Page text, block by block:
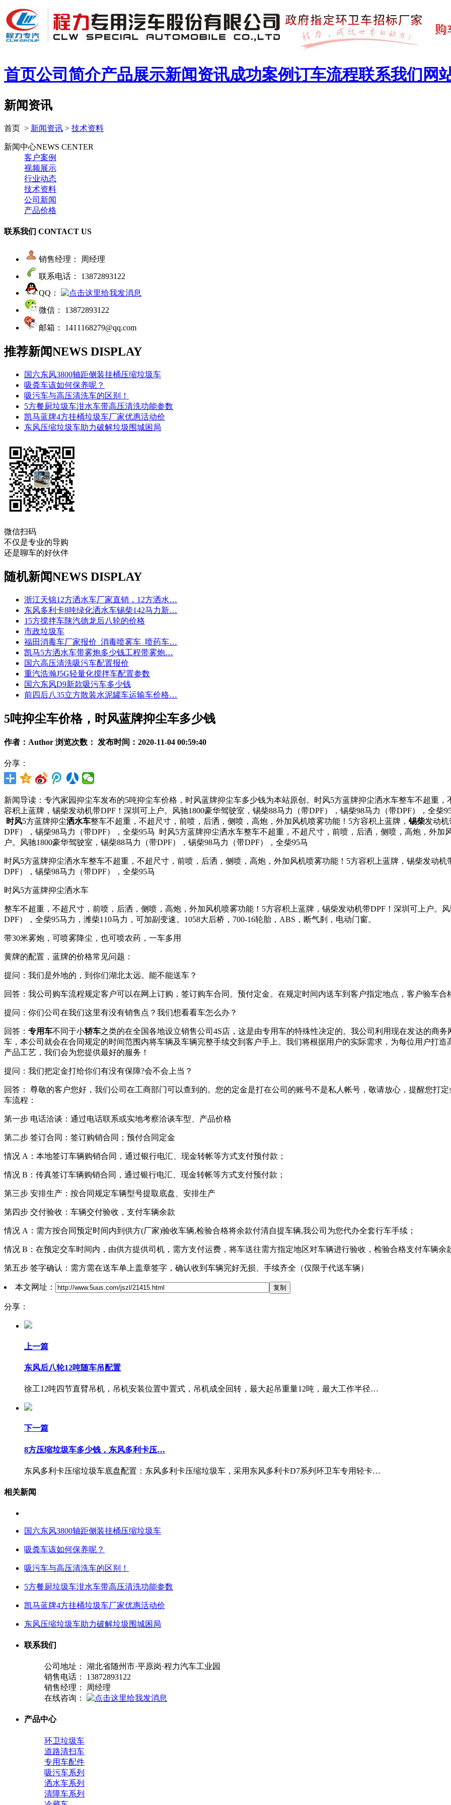
首页公司简介产品展示新闻资讯成功案例订车流程联系我们 网
新闻资讯
首页 > 新闻资讯 > 技术资料
新闻中心NEWS CENTER
客户案例
视频展示
行业动态
技术资料
公司新闻
产品价格
联系我们 CONTACT US
销售经理： 周经理
联系电话： 13872893122
QQ：
微信： 13872893122
邮箱： 1411168279@qq.com
推荐新闻NEWS DISPLAY
国六东风3800轴距侧装挂桶压缩垃圾车
吸粪车该如何保养呢？
吸污车与高压清洗车的区别！
5方餐厨垃圾车泔水车带高压清洗功能参数
凯马蓝牌4方挂桶垃圾车厂家优惠活动价
东风压缩垃圾车助力破解垃圾围城困局
微信扫码
不仅是专业的导购
还是聊车的好伙伴
随机新闻NEWS DISPLAY
浙江天锦12方洒水车厂家直销，12方洒水…
东风多利卡8吨绿化洒水车锡柴142马力新…
15方搅拌车陕汽德龙后八轮的价格
市政垃圾车
福田消毒车厂家报价_消毒喷雾车_喷药车…
凯马5方洒水车带雾炮多少钱工程带雾炮…
国六高压清洗吸污车配置报价
重汽浩瀚J5G轻量化搅拌车配置参数
国六东风D9新款吸污车多少钱
前四后八35立方散装水泥罐车运输车价格…
5吨抑尘车价格，时风蓝牌抑尘车多少钱
作者：Author 浏览次数： 发布时间：2020-11-04 00:59:40
分享：
新闻导读：专汽家园抑尘车发布的5吨抑尘车价格，时风蓝牌抑尘车多少钱为本站原创。时风5方蓝牌抑尘洒水车整车不超重
容积上蓝牌，锡柴发动机带DPF！深圳可上户。风驰1800豪华驾驶室，锡柴88马力（带DPF），锡柴98马力（带DPF），全柴
时风5方蓝牌抑尘洒水车整车不超重，不超尺寸，前喷，后洒，侧喷，高炮，外加风机喷雾功能！5方容积上蓝牌， 锡柴发动机
DPF），锡柴98马力（带DPF），全柴95马
时风5方蓝牌抑尘洒水车整车不超重，不超尺寸，前喷，后洒，侧喷，高炮，外
户。风驰1800豪华驾驶室，锡柴88马力（带DPF），锡柴98马力（带DPF），全柴95马
时风5方蓝牌抑尘洒水车整车不超重，不超尺寸，前喷，后洒，侧喷，高炮，外加风机喷雾功能！5方容积上蓝牌，锡柴发动
DPF），锡柴98马力（带DPF），全柴95马
时风5方蓝牌抑尘洒水车
整车不超重，不超尺寸，前喷，后洒，侧喷，高炮，外加风机喷雾功能！5方容积上蓝牌，锡柴发动机带DPF！深圳可上户。
DPF），全柴95马力，潍柴110马力，可加副变速。1058大后桥，700-16轮胎，ABS，断气刹，电动门窗。
带30米雾炮，可喷雾降尘，也可喷农药，一车多用
黄牌的配置，蓝牌的价格常见问题：
提问：我们是外地的，到你们湖北太远。能不能送车？
回答：我公司购车流程规定客户可以在网上订购，签订购车合同。预付定金。在规定时间内送车到客户指定地点，客户验车合
提问：你们公司在我们这里有没有销售点？我们想看看车怎么办？
回答： 专用车不同于小轿车之类的在全国各地设立销售公司4S店，这是由专用车的特殊性决定的。我公司利用现在发达的商
车，本公司就会在合同规定的时间范围内将车辆及车辆完整手续交到客户手上。我们将根据用户的实际需求，为每位用户打
产品工艺，我们会为您提供最好的服务！
提问：我们把定金打给你们有没有保障?会不会上当？
回答： 尊敬的客户您好，我们公司在工商部门可以查到的。您的定金是打在公司的账号不是私人帐号，敬请放心，提醒您打
车流程：
第一步 电话洽谈：通过电话联系或实地考察洽谈车型、产品价格
第二步 签订合同：签订购销合同；预付合同定金
情况 A：本地签订车辆购销合同，通过银行电汇、现金转帐等方式支付预付款；
情况 B：传真签订车辆购销合同，通过银行电汇、现金转帐等方式支付预付款；
第三步 安排生产：按合同规定车辆型号提取底盘、安排生产
第四步 交付验收：车辆交付验收，支付车辆余款
情况 A：需方按合同预定时间内到供方(厂家)验收车辆,检验合格将余款付清自提车辆,我公司为您代办全套行车手续；
情况 B：在预定交车时间内，由供方提供司机，需方支付运费，将车送往需方指定地区对车辆进行验收，检验合格支付车辆余
第五步 签字确认：需方需在送车单上盖章签字，确认收到车辆完好无损、手续齐全（仅限于代送车辆）
本文网址：
分享：
上一篇
东风后八轮12吨随车吊配置
徐工12吨四节直臂吊机，吊机安装位置中置式，吊机成全回转，最大起吊重量12吨，最大工作半径…
下一篇
8方压缩垃圾车多少钱，东风多利卡压…
东风多利卡压缩垃圾车底盘配置：东风多利卡压缩垃圾车，采用东风多利卡D7系列环卫车专用轻卡…
相关新闻
国六东风3800轴距侧装挂桶压缩垃圾车
吸粪车该如何保养呢？
吸污车与高压清洗车的区别！
5方餐厨垃圾车泔水车带高压清洗功能参数
凯马蓝牌4方挂桶垃圾车厂家优惠活动价
东风压缩垃圾车助力破解垃圾围城困局
联系我们
公司地址： 湖北省随州市·平原岗·程力汽车工业园
销售电话： 13872893122
销售经理： 周经理
在线咨询：
产品中心
环卫垃圾车
道路清扫车
专用车配件
吸污车系列
洒水车系列
清障车系列